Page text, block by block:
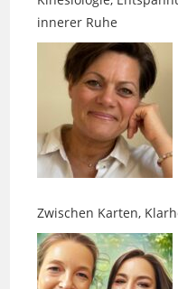
Zwischen Karten,